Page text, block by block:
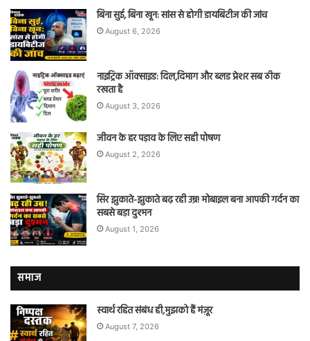
बिना सुई, बिना खून: सांस से होगी डायबिटीज की जांच
August 6, 2026
नाइट्रिक ऑक्साइड: दिल,दिमाग और ब्लड प्रेशर सब ठीक
रखता है
August 3, 2026
जीवन के हर पड़ाव के लिए सही पोषण
August 2, 2026
सिर झुकाते-झुकाते बढ़ रही उम्र! मोबाइल बना आपकी गर्दन का
सबसे बड़ा दुश्मन
August 1, 2026
समाज
स्वार्थ रहित संबंध ही,मुझको हैं मंज़ूर
August 7, 2026